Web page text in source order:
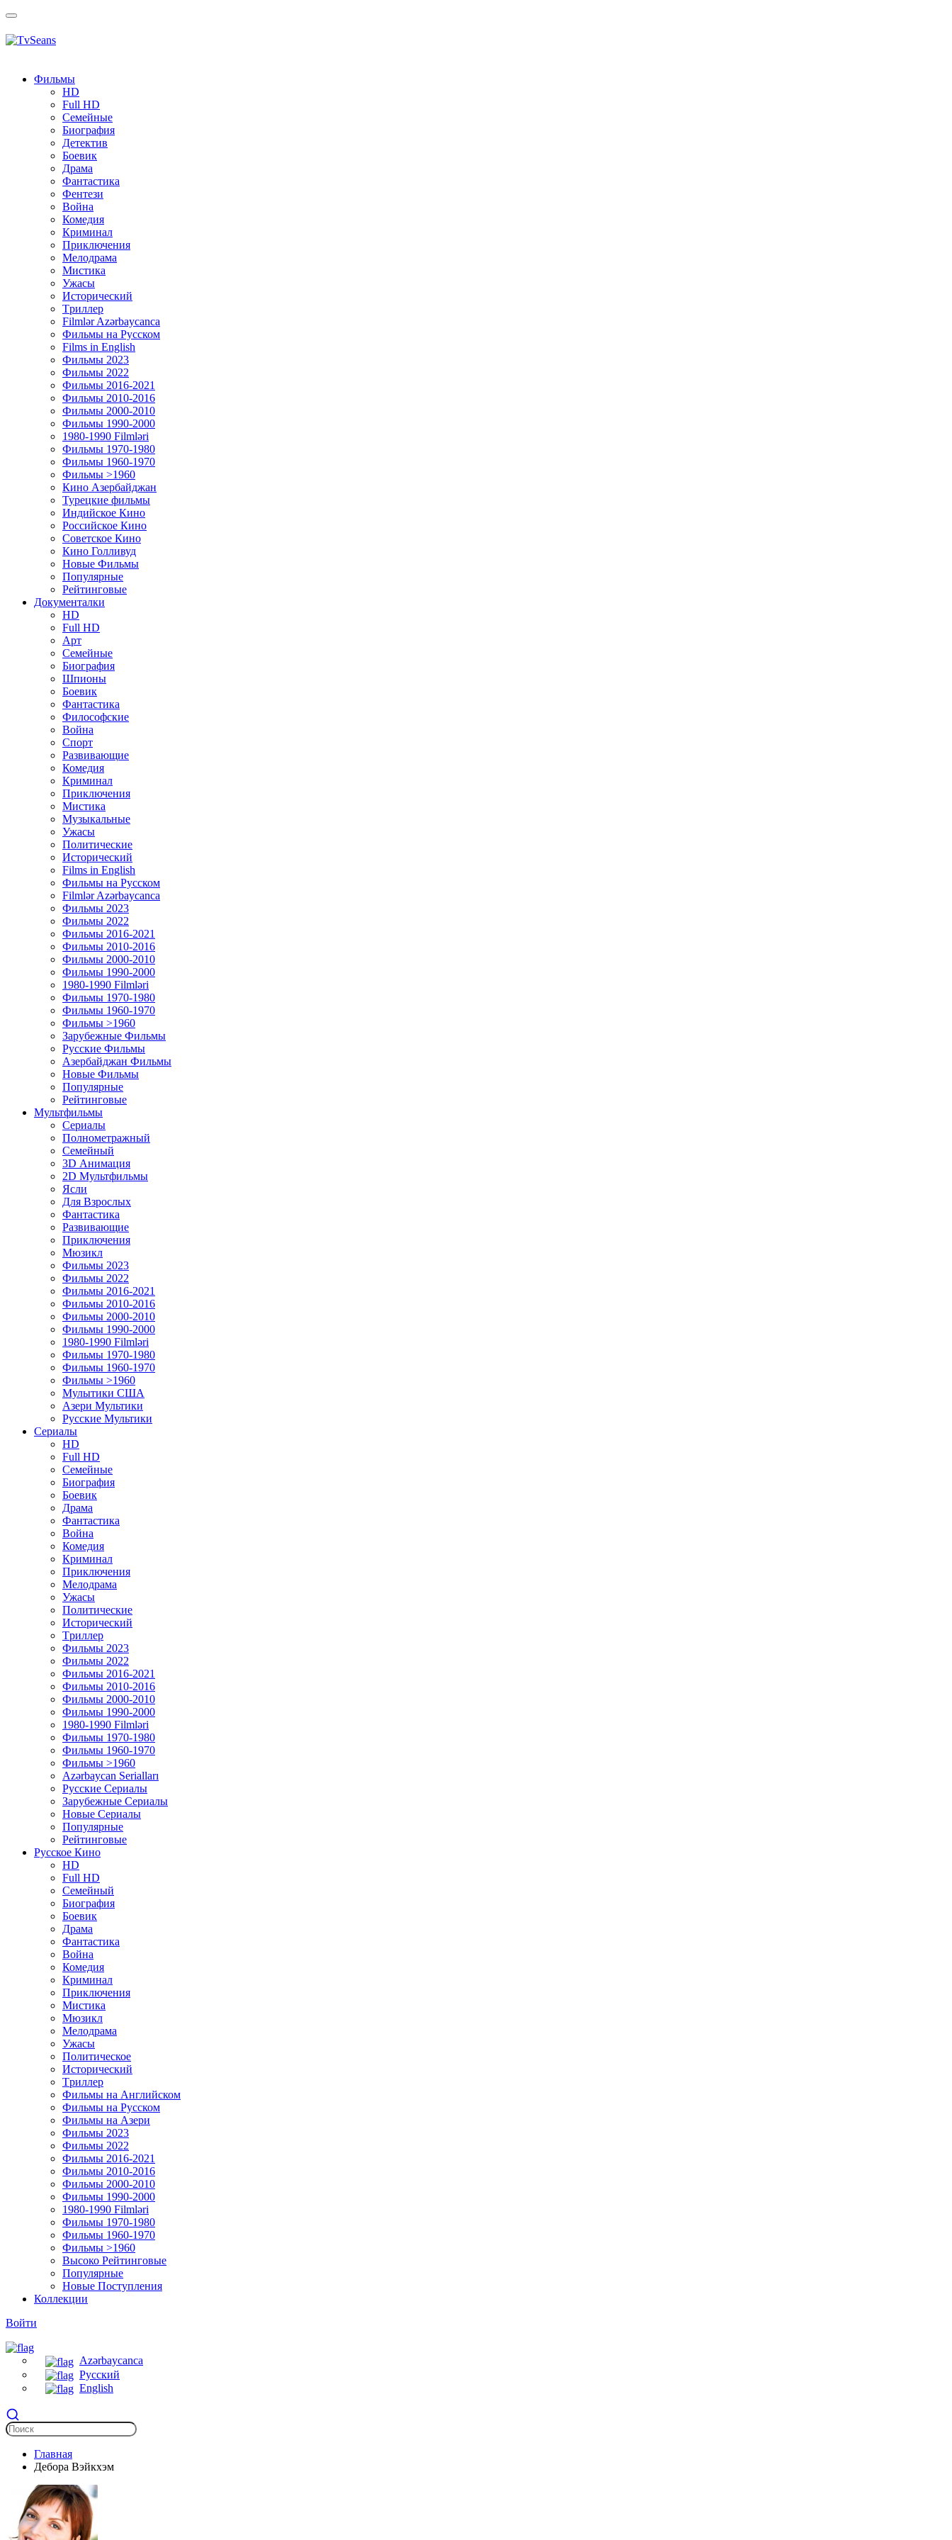
Toggle
Фильмы
HD
Full HD
Семейные
Биография
Детектив
Боевик
Драма
Фантастика
Фентези
Война
Комедия
Криминал
Приключения
Мелодрама
Мистика
Ужасы
Исторический
Tриллер
Filmlər Azərbaycanca
Фильмы на Русском
Films in English
Фильмы 2023
Фильмы 2022
Фильмы 2016-2021
Фильмы 2010-2016
Фильмы 2000-2010
Фильмы 1990-2000
1980-1990 Filmləri
Фильмы 1970-1980
Фильмы 1960-1970
Фильмы >1960
Кино Азербайджан
Турецкие фильмы
Индийское Кино
Российское Кино
Советское Кино
Кино Голливуд
Новые Фильмы
Популярные
Рейтинговые
Документалки
HD
Full HD
Арт
Семейные
Биография
Шпионы
Боевик
Фантастика
Философские
Война
Спорт
Развивающие
Комедия
Криминал
Приключения
Мистика
Музыкальные
Ужасы
Политические
Исторический
Films in English
Фильмы на Русском
Filmlər Azərbaycanca
Фильмы 2023
Фильмы 2022
Фильмы 2016-2021
Фильмы 2010-2016
Фильмы 2000-2010
Фильмы 1990-2000
1980-1990 Filmləri
Фильмы 1970-1980
Фильмы 1960-1970
Фильмы >1960
Зарубежные Фильмы
Русские Фильмы
Азербайджан Фильмы
Новые Фильмы
Популярные
Рейтинговые
Мультфильмы
Сериалы
Полнометражный
Семейный
3D Анимация
2D Мультфильмы
Ясли
Для Взрослых
Фантастика
Развивающие
Приключения
Мюзикл
Фильмы 2023
Фильмы 2022
Фильмы 2016-2021
Фильмы 2010-2016
Фильмы 2000-2010
Фильмы 1990-2000
1980-1990 Filmləri
Фильмы 1970-1980
Фильмы 1960-1970
Фильмы >1960
Мулытики США
Азери Мультики
Русские Мультики
Сериалы
HD
Full HD
Семейные
Биография
Боевик
Драма
Фантастика
Война
Комедия
Криминал
Приключения
Мелодрама
Ужасы
Политические
Исторический
Tриллер
Фильмы 2023
Фильмы 2022
Фильмы 2016-2021
Фильмы 2010-2016
Фильмы 2000-2010
Фильмы 1990-2000
1980-1990 Filmləri
Фильмы 1970-1980
Фильмы 1960-1970
Фильмы >1960
Azərbaycan Serialları
Русские Сериалы
Зарубежные Сериалы
Новые Сериалы
Популярные
Рейтинговые
Русское Кино
HD
Full HD
Семейный
Биография
Боевик
Драма
Фантастика
Война
Комедия
Криминал
Приключения
Мистика
Мюзикл
Мелодрама
Ужасы
Политическое
Исторический
Tриллер
Фильмы на Английском
Фильмы на Русском
Фильмы на Азери
Фильмы 2023
Фильмы 2022
Фильмы 2016-2021
Фильмы 2010-2016
Фильмы 2000-2010
Фильмы 1990-2000
1980-1990 Filmləri
Фильмы 1970-1980
Фильмы 1960-1970
Фильмы >1960
Высоко Рейтинговые
Популярные
Новые Поступления
Коллекции
Войти
Azərbaycanca
Русский
English
Главная
Дебора Вэйкхэм